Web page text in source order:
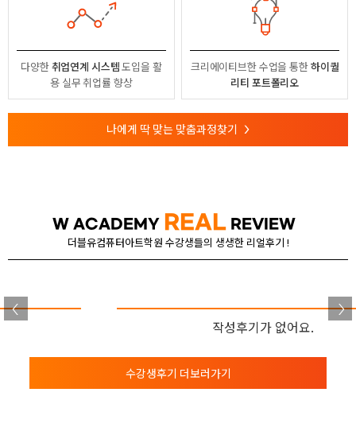
다양한취업연계 시스템도입을 활
용실무 취업률 향상
크리에이티브한 수업을 통한하이퀄
리티 포트폴리오
나에게 딱 맞는 맞춤과정찾기 >
W ACADEMY REAL REVIEW
더블유컴퓨터아트학원 수강생들의 생생한 리얼후기 !
작성후기가 없어요.
수강생후기 더보러가기